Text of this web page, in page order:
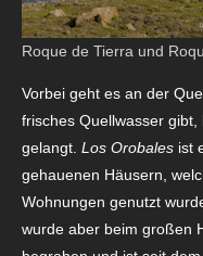
Roque de Tierra und
Vorbei geht es an der
frisches Quellwasser gibt,
gelangt. Los Orobales ist
gehauenen Häusern,
Wohnungen genutzt
wurde aber beim großen